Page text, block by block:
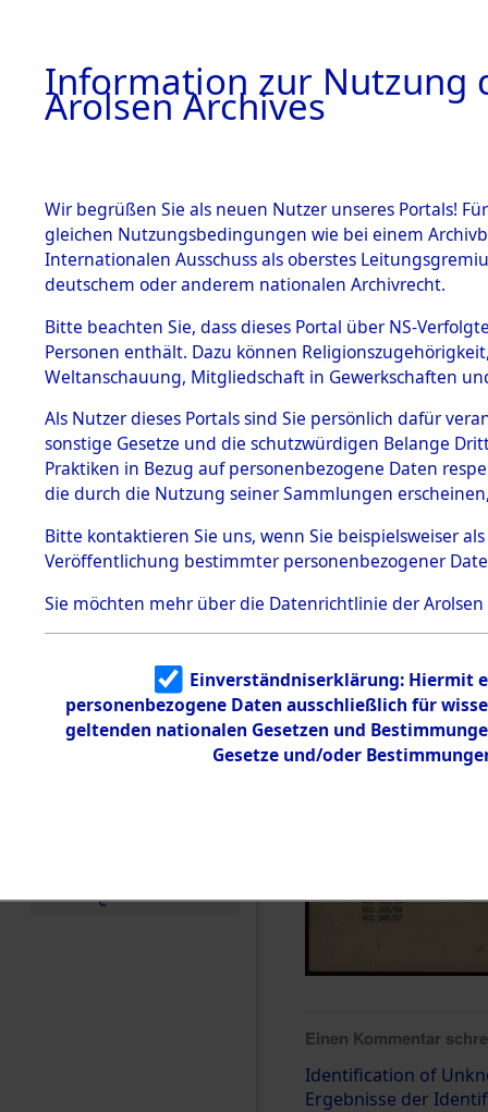
BILD
BESTÄNDE
1.
mente
5. Verschiedenes
5.3
Todesmärsche
5.3.1 Alliierte
Erhebungen
zu
Todesmärsch
en
5.3.2
Identifizierun
5.3.3
Todesmärsch
e
Dead -
Identifizierung...
0000 (84612664)
Einen Kommentar
Identification of
Ergebnisse der
Information zur Nutzung
Arolsen Archives
Wir begrüßen Sie als neuen Nutzer unseres Portals!
gleichen Nutzungsbedingungen wie bei einem
Internationalen Ausschuss als oberstes
deutschem oder anderem nationalen Archivrecht.
Bitte beachten Sie, dass dieses Portal über NS-
Personen enthält. Dazu können
Weltanschauung, Mitgliedschaft in Gewerkschaften
Als Nutzer dieses Portals sind Sie persönlich dafür
sonstige Gesetze und die schutzwürdigen Belange
Praktiken in Bezug auf personenbezogene Daten
die durch die Nutzung seiner Sammlungen
Bitte kontaktieren Sie uns, wenn Sie beispielsweiser
Veröffentlichung bestimmter personenbezogener
Sie möchten mehr über die Datenrichtlinie der Arolsen
Einverständniserklärung: Hiermit
personenbezogene Daten ausschließlich für
geltenden nationalen Gesetzen und
Gesetze und/oder